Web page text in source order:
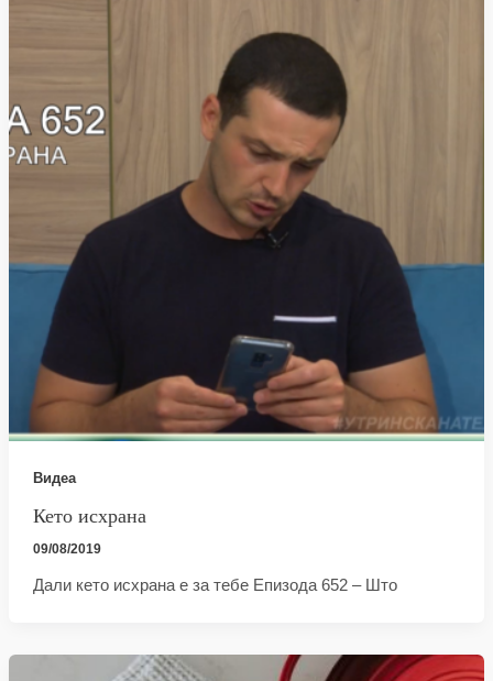
Видеа
Кето исхрана
09/08/2019
Дали кето исхрана е за тебе Епизода 652 – Што